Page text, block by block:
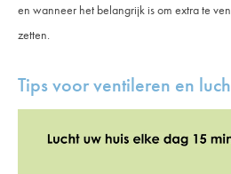
en wanneer het belangrijk is om extra te
zetten.
Tips voor ventileren en